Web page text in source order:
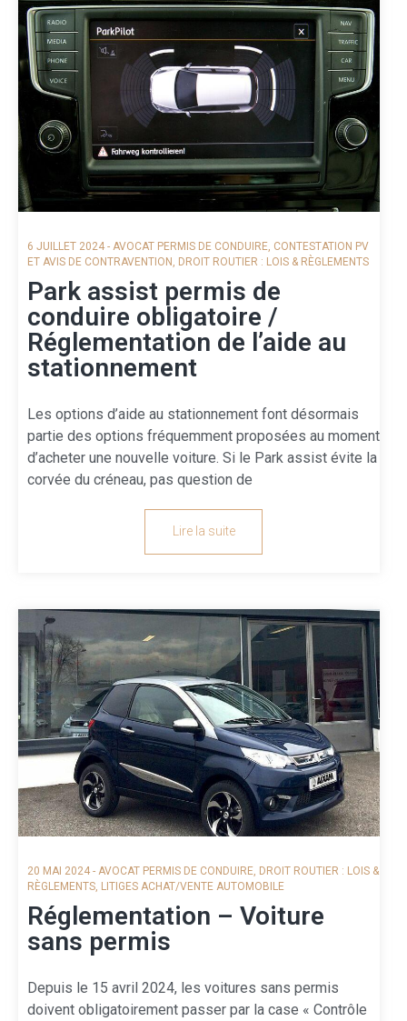
6 JUILLET 2024 - AVOCAT PERMIS DE CONDUIRE CONTESTATION PV
ET AVIS DE CONTRAVENTION DROIT ROUTIER : LOIS & RÈGLEMENTS
Park assist permis de
conduire obligatoire /
Réglementation de l’aide au
stationnement
Les options d’aide au stationnement font désormais
partie des options fréquemment proposées au moment
d’acheter une nouvelle voiture. Si le Park assist évite la
corvée du créneau, pas question de
Lire la suite
20 MAI 2024 - AVOCAT PERMIS DE CONDUIRE, DROIT ROUTIER : LOIS &
RÈGLEMENTS, LITIGES ACHAT/VENTE AUTOMOBILE
Réglementation – Voiture
sans permis
Depuis le 15 avril 2024, les voitures sans permis
doivent obligatoirement passer par la case « Contrôle